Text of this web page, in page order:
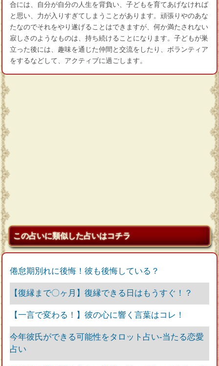
合には、自分が自分の人生を背負い、子どもを育てあげなければ
と思い、力が入りすぎてしまうことがあります。頑張りやのあな
たなのでそれをやり遂げることはできますが、何か満たされない
寂しさのようなものは、持ち続けることになります。子どもが巣
立った後には、趣味を通じた仲間と交流をしたり、ボランティア
をするなどして、アクティブに過ごします。
この占いに類似した占いはコチラ
倦怠期別れに後悔！彼も後悔している？
【復縁まで〇ヶ月】復縁できる日はもうすぐ！？
【一言で変わる！】彼の心に響く言葉はコレ！
今年彼氏ができる可能性をタロット占い‐当たる恋愛
占い